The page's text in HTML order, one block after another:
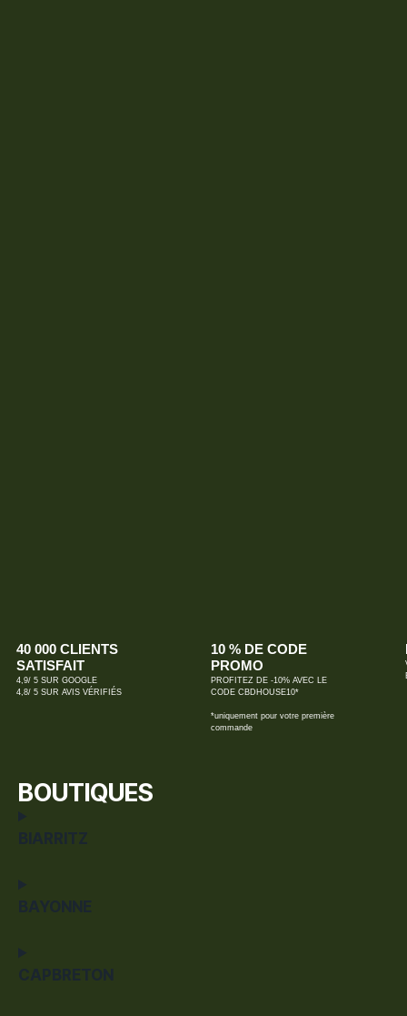
40 000 CLIENTS
SATISFAIT
4,9/ 5 SUR GOOGLE
4,8/ 5 SUR AVIS VÉRIFIÉS
10 % DE CODE
PROMO
PROFITEZ DE -10% AVEC LE
CODE CBDHOUSE10*
*uniquement pour votre première
commande
BOUTIQUES
BIARRITZ
BAYONNE
CAPBRETON